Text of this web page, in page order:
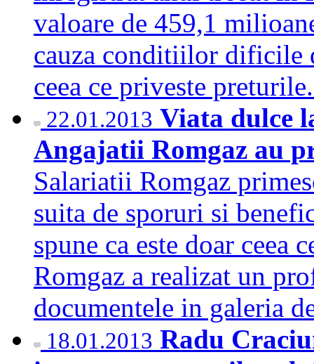
valoare de 459,1
cauza conditiilor dificile
ceea ce priveste
22.01.2013 Viata dulce
Angajatii Romgaz au
Salariatii Romgaz
suita de sporuri si
spune ca este doar ceea
Romgaz a realizat un
documentele in galeria
18.01.2013 Radu